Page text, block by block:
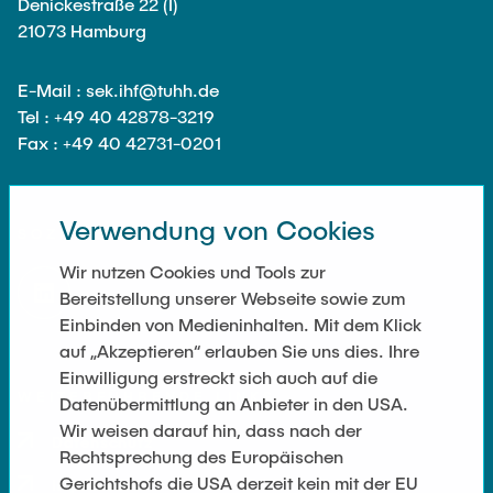
Omar Jabi
Sarah Klass
Dominik Langer
Rasmus Mentzer
Philip Riege
Marvin Ruppik
Jan-Joshua Schmitt
Bartosz Tegowski
Frederik Vollmer
Nico Weiß
Ausstattung des Instituts
Aufbautechnologien
Feinmechanik
21073 Hamburg
E-Mail : sek.ihf@tuhh.de
Tel : +49 40 42878-3219
Fax : +49 40 42731-0201
SOZIALE NETZWERKE
WEITERFÜHRENDE LINKS
Datenschutz
Impressum
Verwendung von Cookies
Wir nutzen Cookies und Tools zur
Bereitstellung unserer Webseite sowie zum
Einbinden von Medieninhalten. Mit dem Klick
auf „Akzeptieren“ erlauben Sie uns dies. Ihre
Einwilligung erstreckt sich auch auf die
Datenübermittlung an Anbieter in den USA.
Wir weisen darauf hin, dass nach der
Rechtsprechung des Europäischen
Gerichtshofs die USA derzeit kein mit der EU